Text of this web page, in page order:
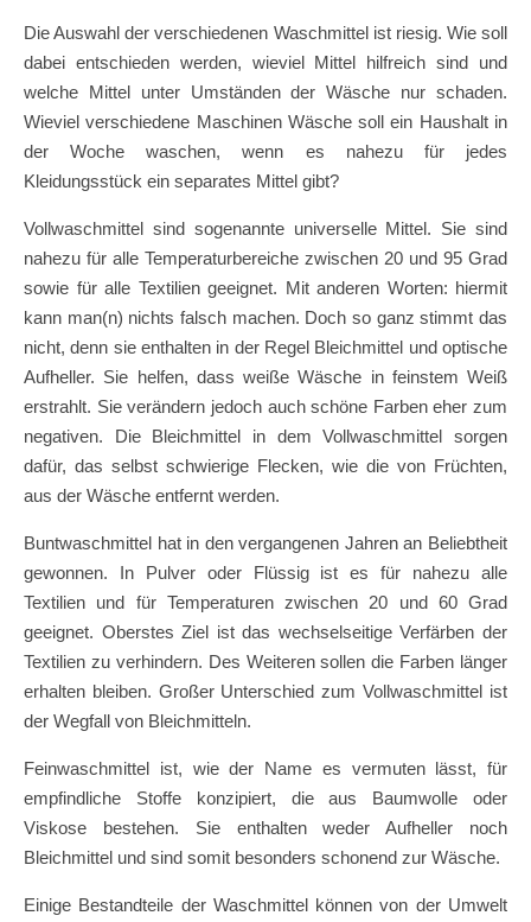
Die Auswahl der verschiedenen Waschmittel ist riesig. Wie soll
dabei entschieden werden, wieviel Mittel hilfreich sind und
welche Mittel unter Umständen der Wäsche nur schaden.
Wieviel verschiedene Maschinen Wäsche soll ein Haushalt in
der Woche waschen, wenn es nahezu für jedes
Kleidungsstück ein separates Mittel gibt?
Vollwaschmittel sind sogenannte universelle Mittel. Sie sind
nahezu für alle Temperaturbereiche zwischen 20 und 95 Grad
sowie für alle Textilien geeignet. Mit anderen Worten: hiermit
kann man(n) nichts falsch machen. Doch so ganz stimmt das
nicht, denn sie enthalten in der Regel Bleichmittel und optische
Aufheller. Sie helfen, dass weiße Wäsche in feinstem Weiß
erstrahlt. Sie verändern jedoch auch schöne Farben eher zum
negativen. Die Bleichmittel in dem Vollwaschmittel sorgen
dafür, das selbst schwierige Flecken, wie die von Früchten,
aus der Wäsche entfernt werden.
Buntwaschmittel hat in den vergangenen Jahren an Beliebtheit
gewonnen. In Pulver oder Flüssig ist es für nahezu alle
Textilien und für Temperaturen zwischen 20 und 60 Grad
geeignet. Oberstes Ziel ist das wechselseitige Verfärben der
Textilien zu verhindern. Des Weiteren sollen die Farben länger
erhalten bleiben. Großer Unterschied zum Vollwaschmittel ist
der Wegfall von Bleichmitteln.
Feinwaschmittel ist, wie der Name es vermuten lässt, für
empfindliche Stoffe konzipiert, die aus Baumwolle oder
Viskose bestehen. Sie enthalten weder Aufheller noch
Bleichmittel und sind somit besonders schonend zur Wäsche.
Einige Bestandteile der Waschmittel können von der Umwelt